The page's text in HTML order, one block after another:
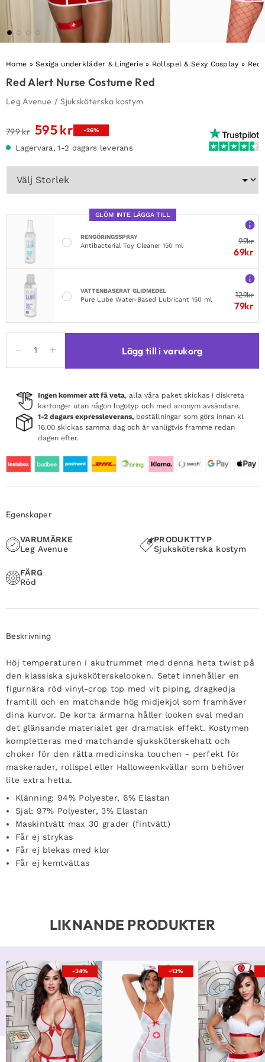
Home »Sexiga underkläder & Lingerie» Rollspel & Sexy Cosplay » Red
Red Alert Nurse Costume Red
Leg Avenue / Sjuksköterska kostym
799kr Det
var:
799 kr.
595krDet
priset
är:
-26%
Lagervara, 1-2 dagars leverans
GLÖM INTE LÄGGA TILL
RENGÖRINGSSPRAY
Antibacterial Toy Cleaner 150 ml
99kr
69kr
VATTENBASERAT GLIDMEDEL
Pure Lube Water-Based Lubricant 150 ml
129kr
79kr
Alert
Nurse
Red
mängd
Lägg till i varukorg
Ingen kommer att få veta, alla våra paket skickas i diskreta
kartonger utan någon logotyp och med anonym avsändare.
1-2 dagars expressleverans, beställningar som görs innan kl
16.00 skickas samma dag och är vanligtvis framme redan
dagen efter.
Egenskaper
VARUMÄRKE
Leg Avenue
PRODUKTTYP
Sjuksköterska kostym
FÄRG
Röd
Beskrivning
Höj temperaturen i akutrummet med denna heta twist på
den klassiska sjuksköterskelooken. Setet innehåller en
figurnära röd vinyl-crop top med vit piping, dragkedja
framtill och en matchande hög midjekjol som framhäver
dina kurvor. De korta ärmarna håller looken sval medan
det glänsande materialet ger dramatisk effekt. Kostymen
kompletteras med matchande sjuksköterskehatt och
choker för den rätta medicinska touchen - perfekt för
maskerader, rollspel eller Halloweenkvällar som behöver
lite extra hetta.
Klänning: 94% Polyester, 6% Elastan
Sjal: 97% Polyester, 3% Elastan
Maskintvätt max 30 grader (fintvätt)
Får ej strykas
Får ej blekas med klor
Får ej kemtvättas
LIKNANDE PRODUKTER
-34% -13%